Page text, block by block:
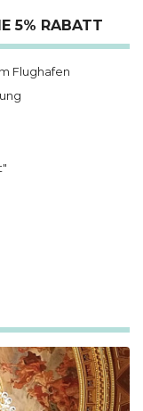
5% RABATT
Flughafen